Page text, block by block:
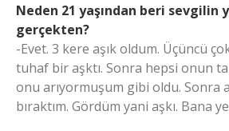
Neden 21 yaşından beri sevgilin
gerçekten?
-Evet. 3 kere aşık oldum. Üçüncü
tuhaf bir aşktı. Sonra hepsi onun
onu arıyormuşum gibi oldu. Sonra
bıraktım. Gördüm yani aşkı. Bana